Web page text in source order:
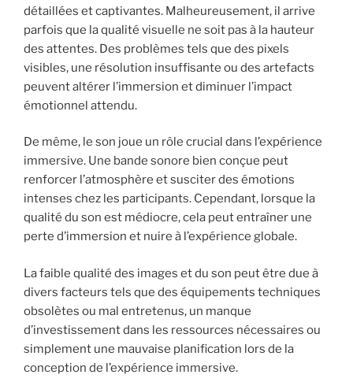
détaillées et captivantes. Malheureusement, il arrive
parfois que la qualité visuelle ne soit pas à la hauteur
des attentes. Des problèmes tels que des pixels
visibles, une résolution insuffisante ou des artefacts
peuvent altérer l’immersion et diminuer l’impact
émotionnel attendu.
De même, le son joue un rôle crucial dans l’expérience
immersive. Une bande sonore bien conçue peut
renforcer l’atmosphère et susciter des émotions
intenses chez les participants. Cependant, lorsque la
qualité du son est médiocre, cela peut entraîner une
perte d’immersion et nuire à l’expérience globale.
La faible qualité des images et du son peut être due à
divers facteurs tels que des équipements techniques
obsolètes ou mal entretenus, un manque
d’investissement dans les ressources nécessaires ou
simplement une mauvaise planification lors de la
conception de l’expérience immersive.